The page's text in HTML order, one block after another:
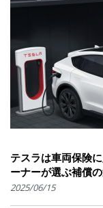
テスラは車両保険
ーナーが選ぶ補償
2025/06/15